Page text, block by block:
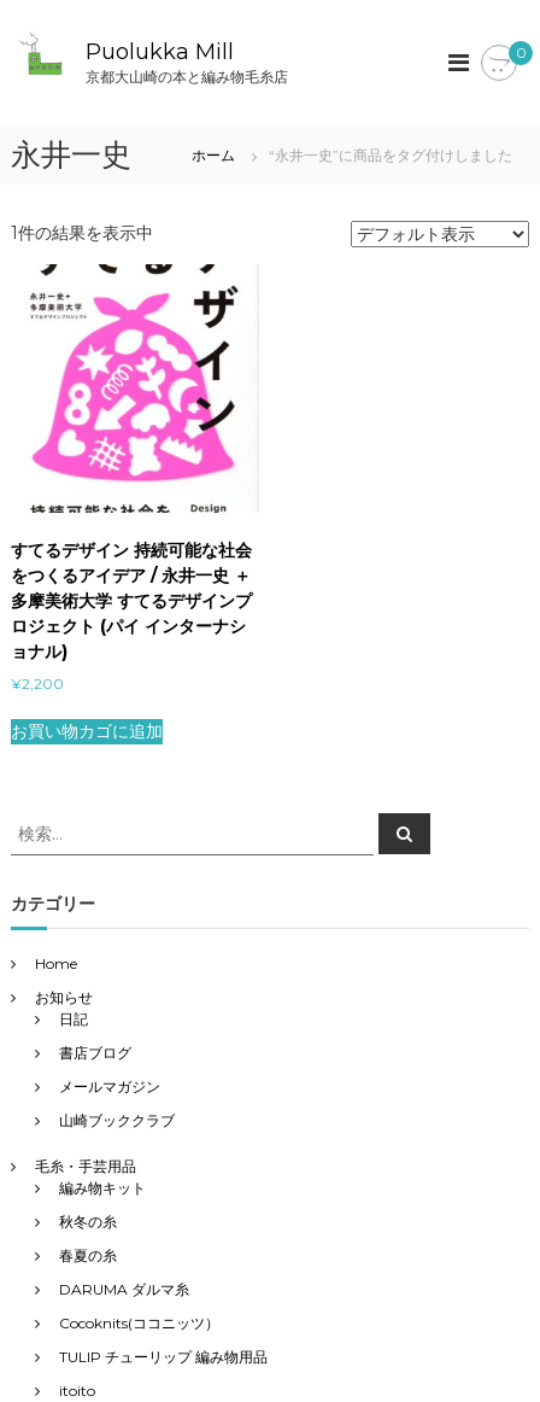
ス
プ
Puolukka Mill
京都大山崎の本と編み物毛糸店
0
永井一史 ホーム “永井一史”に商品をタグ付けしました
1件の結果を表示中
すてるデザイン 持続可能な社会
をつくるアイデア / 永井一史 ＋
多摩美術大学 すてるデザインプ
ロジェクト (パイ インターナシ
ョナル)
¥2,200
お買い物カゴに追加
検
索
象
:
検
索
カテゴリー
Home
お知らせ
日記
書店ブログ
メールマガジン
山崎ブッククラブ
毛糸・手芸用品
編み物キット
秋冬の糸
春夏の糸
DARUMA ダルマ糸
Cocoknits(ココニッツ）
TULIP チューリップ 編み物用品
itoito